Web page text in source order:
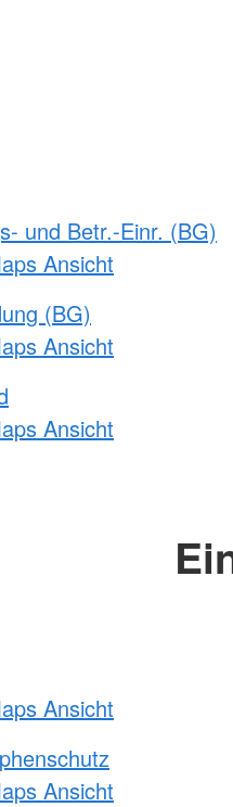
und Betr.-Einr. (BG)
Ansicht
(BG)
Ansicht
Ansicht
Ansicht
Ansicht